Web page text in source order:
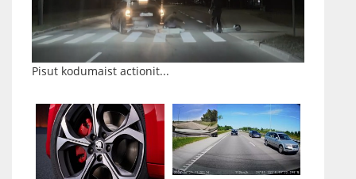
Pisut kodumaist actionit...